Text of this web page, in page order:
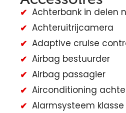
Achterbank in delen
Achteruitrijcamera
Adaptive cruise
Airbag bestuurder
Airbag passagier
Airconditioning
Alarmsysteem klasse